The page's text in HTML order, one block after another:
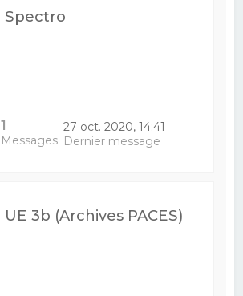
Spectro
1
Messages
27 oct. 2020, 14:41
Dernier message
UE 3b (Archives PACES)